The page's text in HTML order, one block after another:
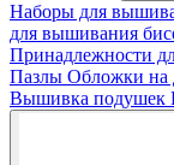
Наборы для
для вышивания
Принадлежности
Пазлы Обложки на
Вышивка подушек